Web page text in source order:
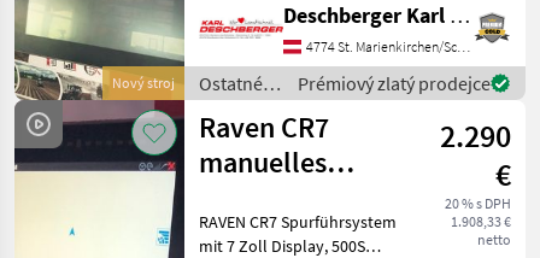
Nový stroj
GSM[1]Modem) inklusive
RTK Unlock & Verkabelung
für alle TMR AGR Traktore
Deschberger Karl Landtechnik GesmbH & Co KG
4774 St. Marienkirchen/Schärding
Ostatné
traktorové
komponenty
/ Raven
Prémiový zlatý prodejce
Raven CR7
manuelles
2.290
€
20 % s DPH
1.908,33 €
netto
RAVEN CR7 Spurführsystem
mit 7 Zoll Display, 500S